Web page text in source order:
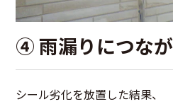
④ 雨漏りにつな
シール劣化を放置した結果、